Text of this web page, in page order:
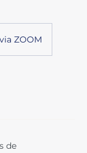
ZOOM
de